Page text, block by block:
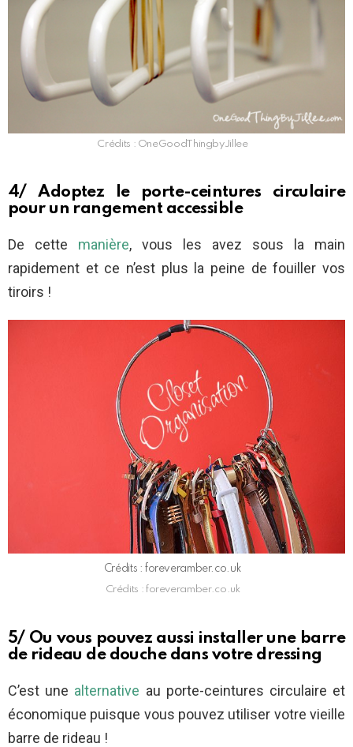
Crédits : OneGoodThingbyJillee
4/ Adoptez le porte-ceintures circulaire
pour un rangement accessible
De cette manière, vous les avez sous la main
rapidement et ce n’est plus la peine de fouiller vos
tiroirs !
Crédits : foreveramber.co.uk
Crédits : foreveramber.co.uk
5/ Ou vous pouvez aussi installer une barre
de rideau de douche dans votre dressing
C’est une alternative au porte-ceintures circulaire et
économique puisque vous pouvez utiliser votre vieille
barre de rideau !